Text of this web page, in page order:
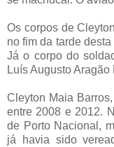
Os corpos de
no fim da tarde
Já o corpo do
Luís Augusto
Cleyton Maia
entre 2008 e 2012.
de Porto Nacional,
já havia sido